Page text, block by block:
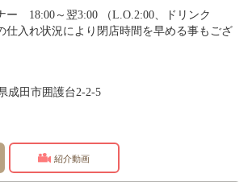
ー 18:00～翌3:00 （L.O.2:00、ドリンク
仕入れ状況により閉店時間を早める事もござ
成田市囲護台2-2-5
紹介動画